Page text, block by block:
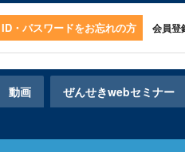
ID・パスワードをお忘れの方 会員登
動画
ぜんせきwebセミナー